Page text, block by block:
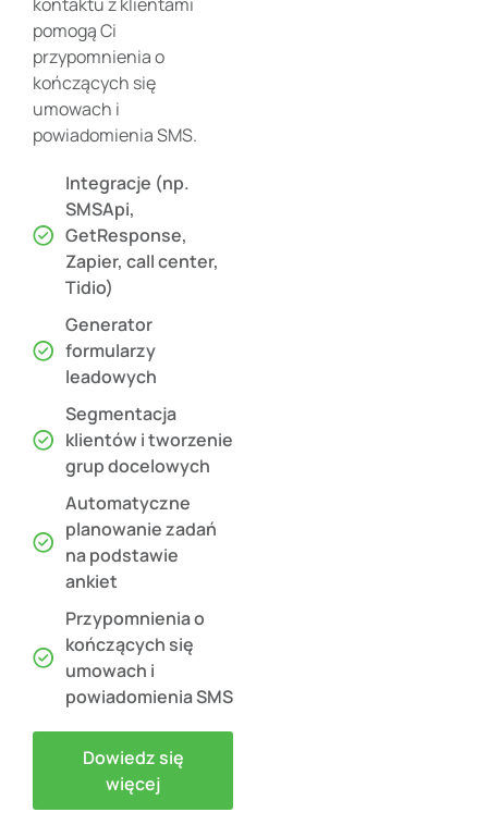
pomogą Ci
przypomnienia o
kończących się
umowach i
powiadomienia SMS.
Integracje (np.
SMSApi,
GetResponse,
Zapier, call center,
Tidio)
Generator
formularzy
leadowych
Segmentacja
klientów i tworzenie
grup docelowych
Automatyczne
planowanie zadań
na podstawie
ankiet
Przypomnienia o
kończących się
umowach i
powiadomienia SMS
Dowiedz się
więcej